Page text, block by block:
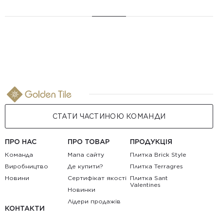
СТАТИ ЧАСТИНОЮ КОМАНДИ
ПРО НАС
Команда
Виробництво
Новини
ПРО ТОВАР
Мапа сайту
Де купити?
Сертифікат якості
Новинки
Лідери продажів
ПРОДУКЦІЯ
Плитка Brick Style
Плитка Terragres
Плитка Sant
Valentines
КОНТАКТИ